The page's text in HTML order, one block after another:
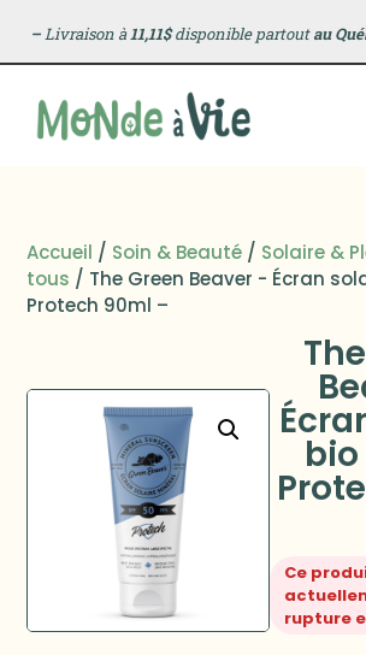
–Livraison à11,11$disponible partoutau
Accueil / Soin & Beauté / Solaire &
tous / The Green Beaver - Écran
Protech 90ml –
bio
Ce
rupture